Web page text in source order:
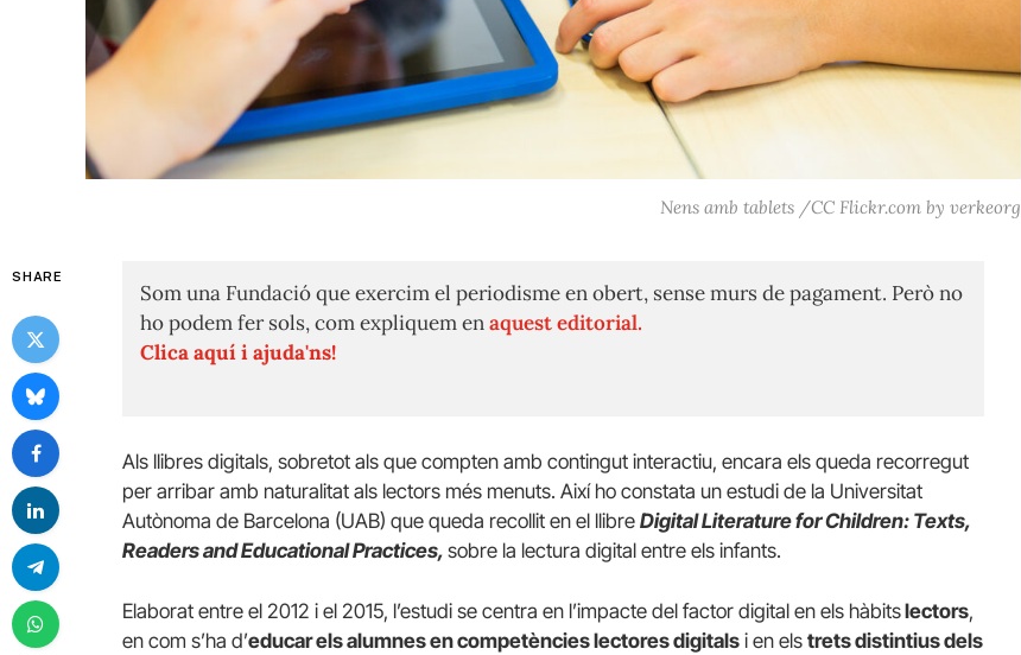
Nens amb tablets /CC Flickr.com by verkeorg
SHARE
Som una Fundació que exercim el periodisme en obert, sense murs de pagament. Però no
ho podem fer sols, com expliquem enaquest editorial.
Clica aquí i ajuda'ns!
Als llibres digitals, sobretot als que compten amb contingut interactiu, encara els queda recorregut
per arribar amb naturalitat als lectors més menuts. Així ho constata un estudi de la Universitat
Autònoma de Barcelona (UAB) que queda recollit en el llibre Digital Literature for Children: Texts,
Readers and Educational Practices, sobre la lectura digital entre els infants.
Elaborat entre el 2012 i el 2015, l’estudi se centra en l’impacte del factor digital en els hàbitslectors,
en com s’ha d’educar els alumnes en competències lectores digitals i en els trets distintius dels